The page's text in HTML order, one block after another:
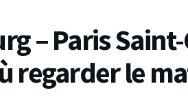
– Paris
regarder le